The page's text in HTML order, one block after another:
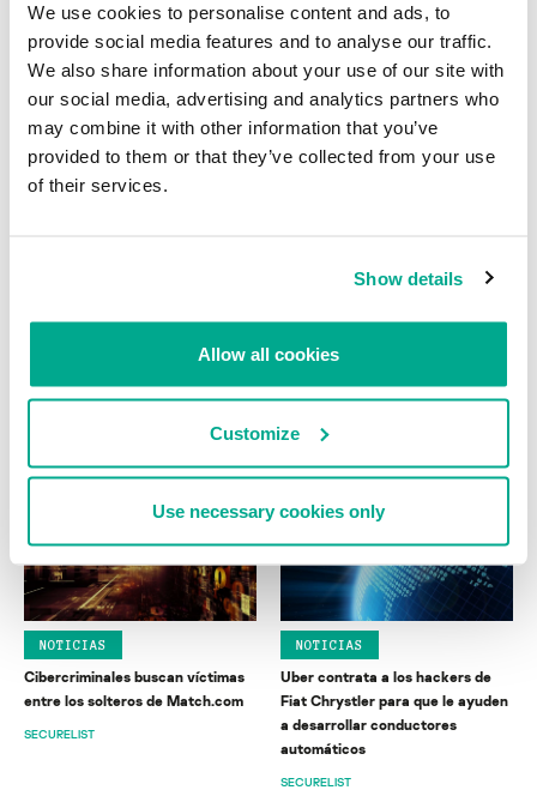
We use cookies to personalise content and ads, to
provide social media features and to analyse our traffic.
We also share information about your use of our site with
our social media, advertising and analytics partners who
may combine it with other information that you’ve
provided to them or that they’ve collected from your use
of their services.
Show details
Allow all cookies
Customize
Use necessary cookies only
NOTICIAS
La Dark Web aumenta su
seguridad al ser reconocida como
“dominio de uso especial”
SECURELIST
DESCRIPCIONES DE MALWARE
El malware cifrador Shade: una
amenaza doble
VICTOR ALYUSHIN FEDOR SINITSYN
pone en riesgo a sus usuarios
control del APT desde el cielo
STEFAN TANASE
NOTICIAS
Cibercriminales buscan víctimas
entre los solteros de Match.com
SECURELIST
NOTICIAS
Uber contrata a los hackers de
Fiat Chrystler para que le ayuden
a desarrollar conductores
automáticos
SECURELIST